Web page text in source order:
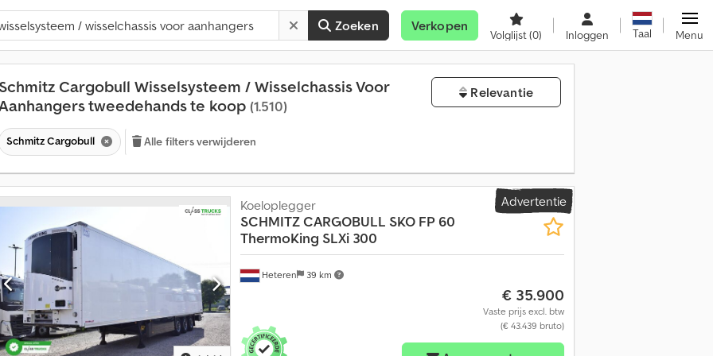
Zoeken Verkopen
Volglijst(0) Inloggen Taal Menu
Schmitz Cargobull Wisselsysteem / Wisselchassis Voor
tweedehands te koop (1.510)
Relevantie
Schmitz Cargobull Alle filters verwijderen
Advertentie
Heteren 39 km
Koeloplegger
SCHMITZ CARGOBULL SKO FP 60
ThermoKing SLXi 300
€ 35.900
Vaste prijs excl. btw
(€ 43.439 bruto)